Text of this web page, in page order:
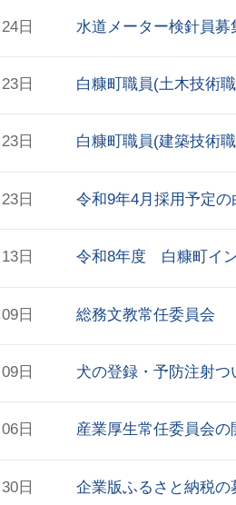
日 水道メーター検針員募
日 白糠町職員(土木技術
日 白糠町職員(建築技術
日 令和9年4月採用予定
日 令和8年度 白糠町イ
日 総務文教常任委員会
日 犬の登録・予防注射つ
日 産業厚生常任委員会の
日 企業版ふるさと納税の